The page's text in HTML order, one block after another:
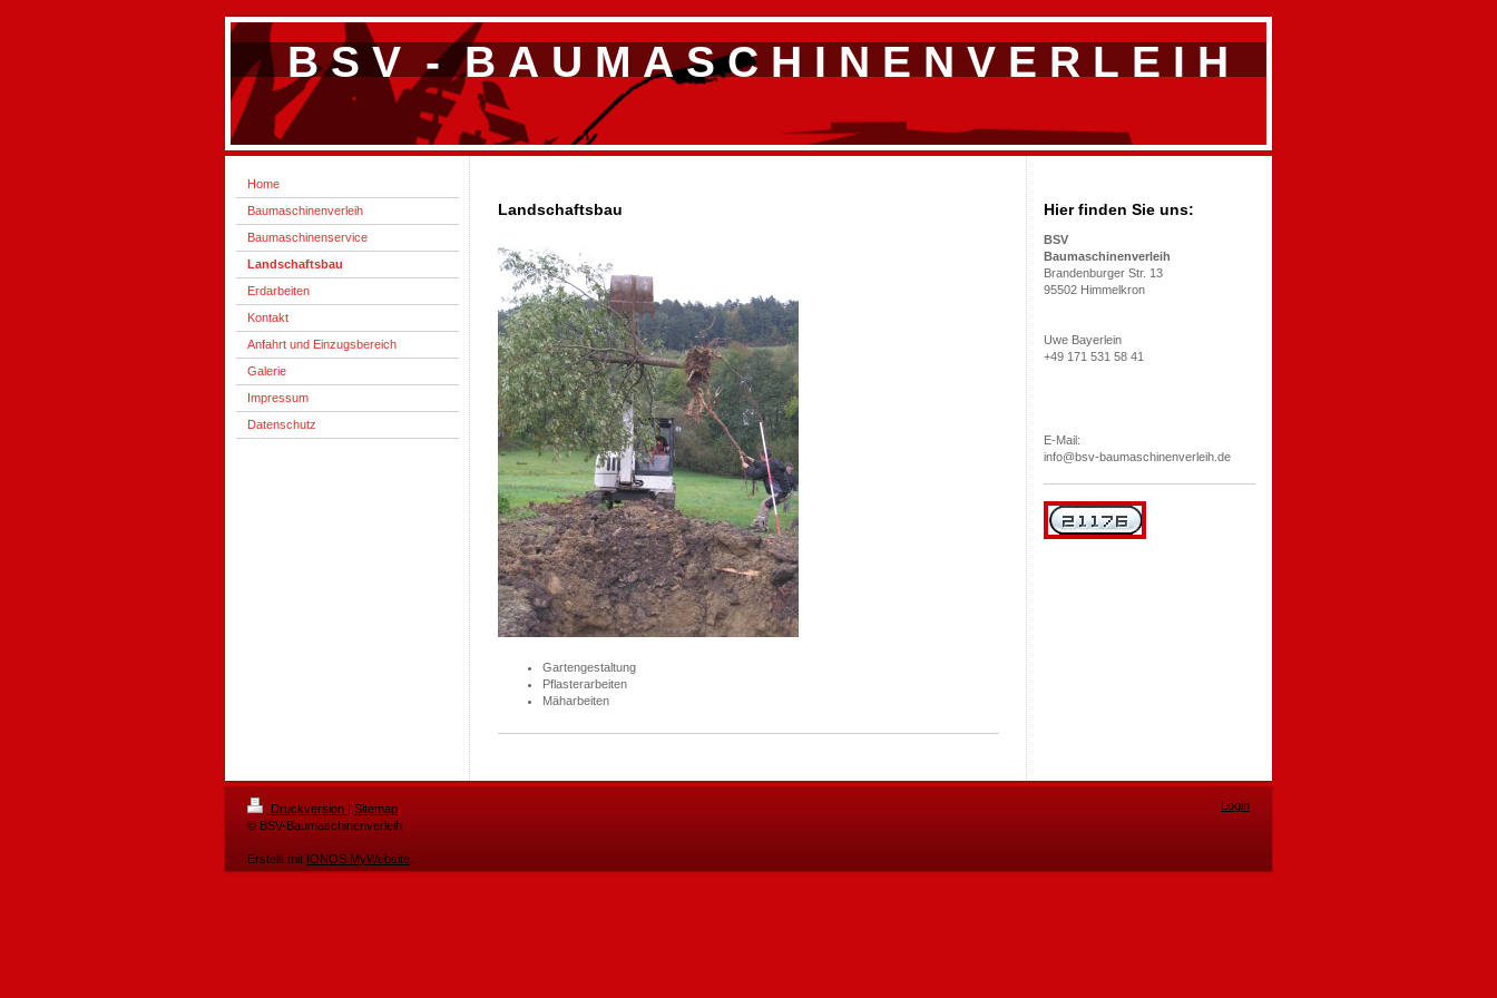
B S V - B A U M A S C H I N E N V E R L E I H
Home
Baumaschinenverleih
Baumaschinenservice
Landschaftsbau
Erdarbeiten
Kontakt
Anfahrt und Einzugsbereich
Galerie
Impressum
Datenschutz
Landschaftsbau
Gartengestaltung
Pflasterarbeiten
Mäharbeiten
Hier finden Sie uns:
BSV
Baumaschinenverleih
Brandenburger Str. 13
95502 Himmelkron
Uwe Bayerlein
+49 171 531 58 41
E-Mail:
info@bsv-baumaschinenverleih.de
Druckversion | Sitemap
© BSV-Baumaschinenverleih
Erstellt mit IONOS MyWebsite
Login